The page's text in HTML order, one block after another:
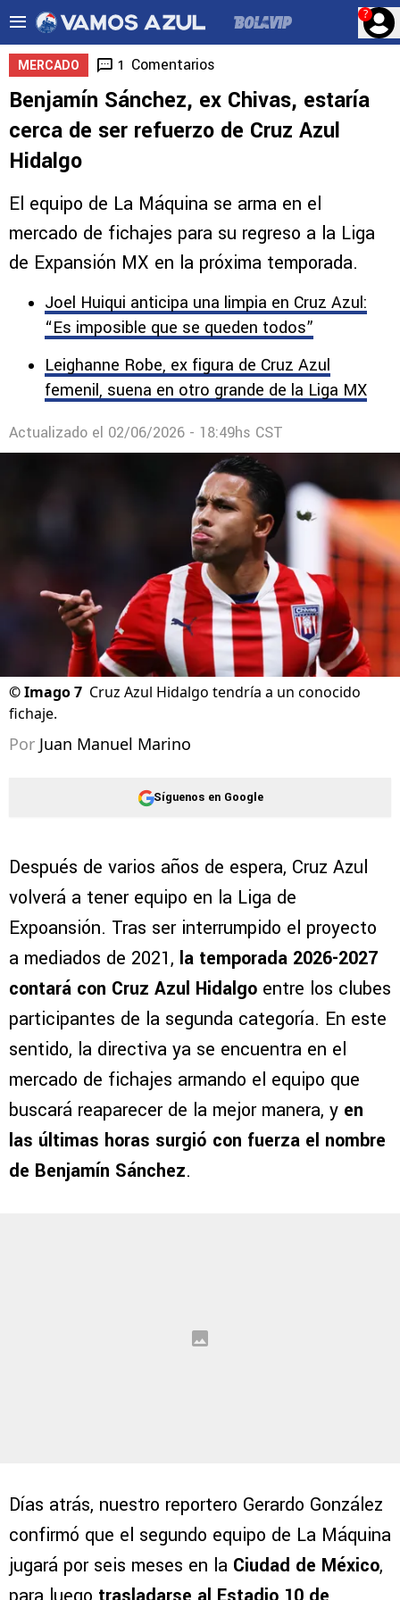
?
MERCADO 1 Comentarios
Benjamín Sánchez, ex Chivas, estaría
cerca de ser refuerzo de Cruz Azul
Hidalgo
El equipo de La Máquina se arma en el
mercado de fichajes para su regreso a la Liga
de Expansión MX en la próxima temporada.
Joel Huiqui anticipa una limpia en Cruz Azul:
“Es imposible que se queden todos”
Leighanne Robe, ex figura de Cruz Azul
femenil, suena en otro grande de la Liga MX
Actualizado el 02/06/2026 - 18:49hs CST
©Imago 7 Cruz Azul Hidalgo tendría a un conocido
fichaje.
Por Juan Manuel Marino
Síguenos en Google
Después de varios años de espera, Cruz Azul
volverá a tener equipo en la Liga de
Expoansión. Tras ser interrumpido el proyecto
a mediados de 2021, la temporada 2026-2027
contará con Cruz Azul Hidalgo entre los clubes
participantes de la segunda categoría. En este
sentido, la directiva ya se encuentra en el
mercado de fichajes armando el equipo que
buscará reaparecer de la mejor manera, y en
las últimas horas surgió con fuerza el nombre
de Benjamín Sánchez.
Días atrás, nuestro reportero Gerardo González
confirmó que el segundo equipo de La Máquina
jugará por seis meses en la Ciudad de México,